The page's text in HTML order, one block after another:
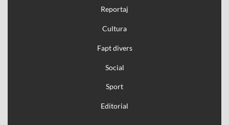
Reportaj
Cultura
Fapt divers
Social
Sport
Editorial